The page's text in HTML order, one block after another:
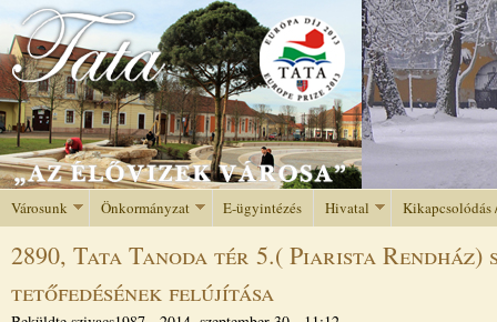
Jump to navigation
Városunk Önkormányzat E-ügyintézés Hivatal Kikapcsolódás
2890, Tata Tanoda tér 5.( Piarista
tetőfedésének felújítása